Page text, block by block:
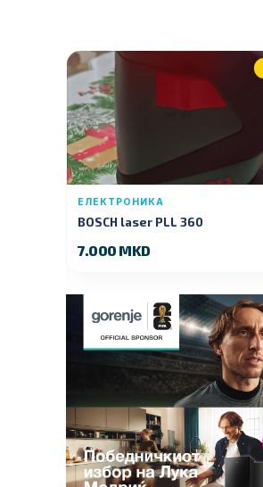
ЕЛЕКТРОНИКА
BOSCH laser PLL 360
7.000 MKD